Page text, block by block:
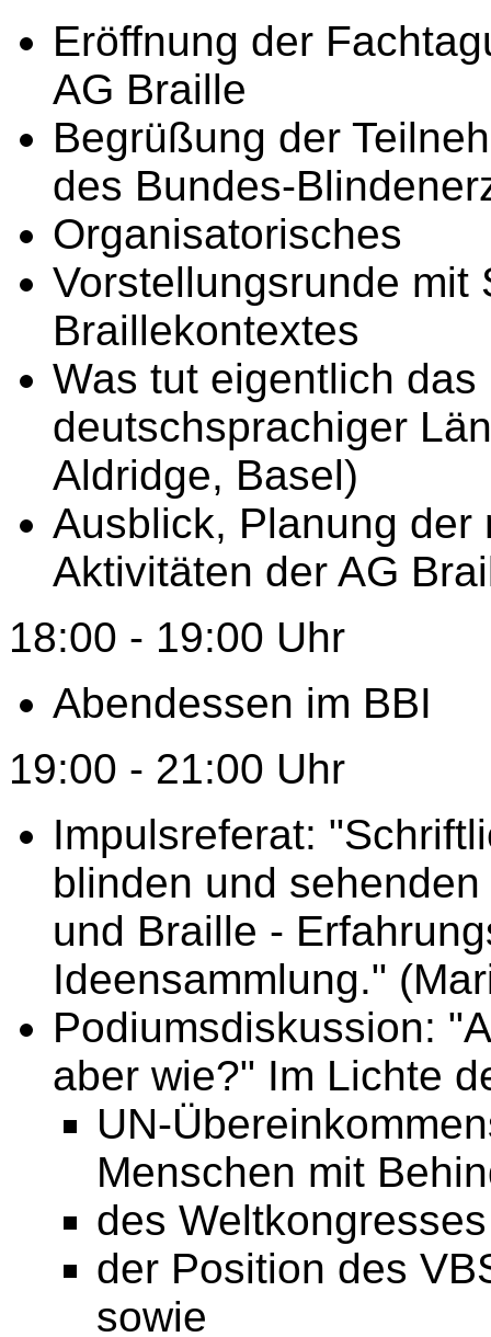
Eröffnung der
AG Braille
Begrüßung der
des Bundes-
Organisatorisches
Vorstellungsrunde mit
Braillekontextes
Was tut eigentlich
deutschsprachiger
Aldridge, Basel)
Ausblick, Planung der
Aktivitäten der AG
18:00 - 19:00 Uhr
Abendessen im BBI
19:00 - 21:00 Uhr
Impulsreferat:
blinden und
und Braille -
Ideensammlung."
Podiumsdiskussion:
aber wie?" Im Lichte
UN-
Menschen mit
des
der Position des
sowie